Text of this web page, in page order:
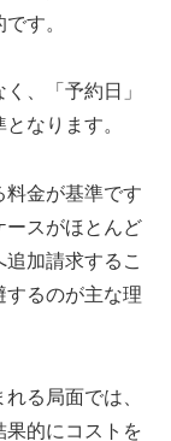
す。
、「予約日」
なります。
金が基準です
ースがほとんど
加請求するこ
するのが主な理
る局面では、
果的にコストを